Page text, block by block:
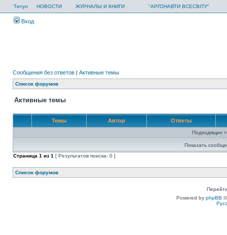
Титул НОВОСТИ ЖУРНАЛЫ И КНИГИ "АРГОНАВТИ ВСЕСВІТУ"
Вход
Сообщения без ответов | Активные темы
Список форумов
Активные темы
Темы Автор Ответы
Подходящих
Показать
Страница 1 из 1 [ Результатов поиска: 0 ]
Список форумов
Powered by phpBB